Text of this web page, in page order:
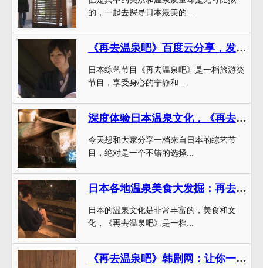
的，一起去探寻日本最美的...
《再去温泉吧》百度云分享，发现秘境温泉胜地浸润身心
日本综艺节目《再去温泉吧》是一档旅游类
节目，享受身心的宁静和...
深度体验日本温泉文化，《再去温泉吧》百度云带你领略浪漫美景
今天想和大家分享一档来自日本的综艺节
目，绝对是一个不错的选择...
日本各地温泉美食大发掘：再去温泉吧日语版
日本的温泉文化是非常丰富的，美食和文
化，《再去温泉吧》是一档...
《再去温泉吧》韩剧网：让你一睹日本最壮美自然美景